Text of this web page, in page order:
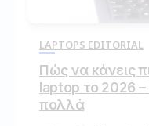
LAPTOPS EDITORIAL
Πώς να κάνεις
laptop το 2026
πολλά